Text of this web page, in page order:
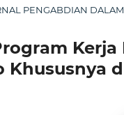
PENGABDIAN
Kerja
Khususnya